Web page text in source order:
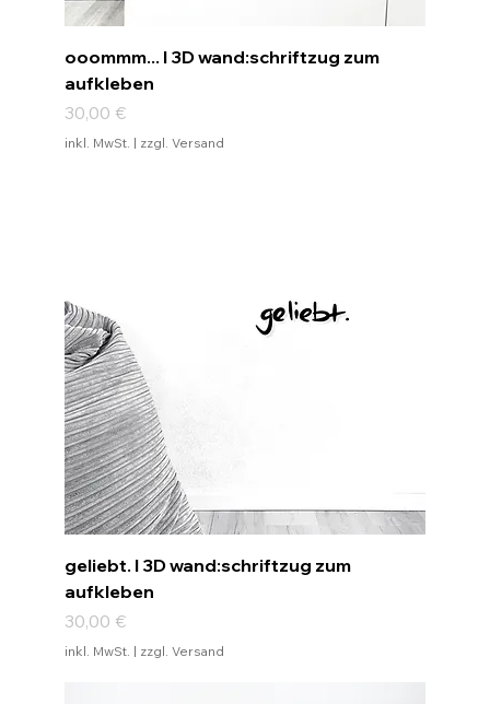
ooommm... I 3D wand:schriftzug zum
aufkleben
Preis
30,00 €
inkl. MwSt. | zzgl. Versand
geliebt. I 3D wand:schriftzug zum
aufkleben
Preis
30,00 €
inkl. MwSt. | zzgl. Versand